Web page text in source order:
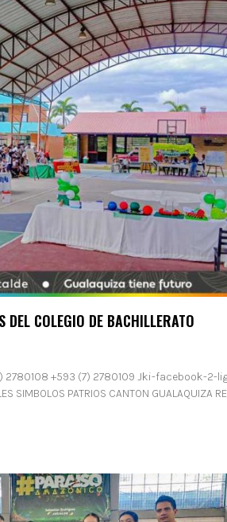
COLEGIO DE BACHILLERATO
2780108 +593 (7) 2780109 Jki-facebook-2-
SIMBOLOS PATRIOS CANTON GUALAQUIZA